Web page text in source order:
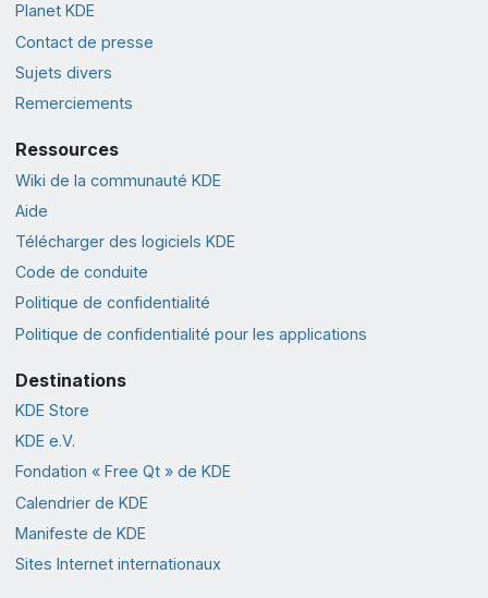
Planet KDE
Contact de presse
Sujets divers
Remerciements
Ressources
Wiki de la communauté KDE
Aide
Télécharger des logiciels KDE
Code de conduite
Politique de confidentialité
Politique de confidentialité pour les applications
Destinations
KDE Store
KDE e.V.
Fondation « Free Qt » de KDE
Calendrier de KDE
Manifeste de KDE
Sites Internet internationaux